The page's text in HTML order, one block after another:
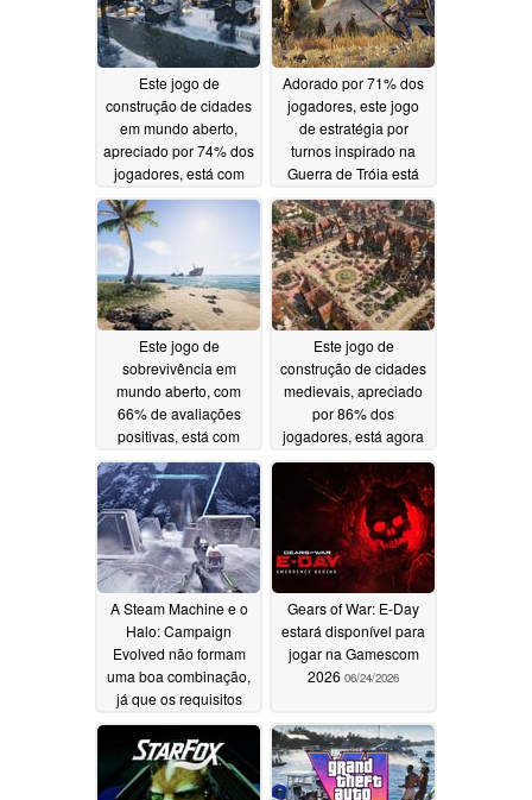
Este jogo de
construção de cidades
em mundo aberto,
apreciado por 74% dos
jogadores, está com
50% de desconto no
Steam
Adorado por 71% dos
jogadores, este jogo
de estratégia por
turnos inspirado na
Guerra de Tróia está
com 80% de desconto
no Steam07/01/2026
Este jogo de
sobrevivência em
mundo aberto, com
66% de avaliações
positivas, está com
65% de desconto no
Steam06/30/2026
Este jogo de
construção de cidades
medievais, apreciado
por 86% dos
jogadores, está agora
com 50% de desconto
no Steam 06/29/2026
A Steam Machine e o
Halo: Campaign
Evolved não formam
uma boa combinação,
já que os requisitos
oficiais do sistema
classificam a Steam
Machine no nível
“Baixo”06/24/2026
Gears of War: E-Day
estará disponível para
jogar na Gamescom
2026 06/24/2026